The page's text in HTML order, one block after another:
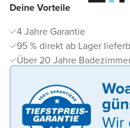
Deine Vorteile
4 Jahre Garantie
95 % direkt ab Lager
Über 20 Jahre